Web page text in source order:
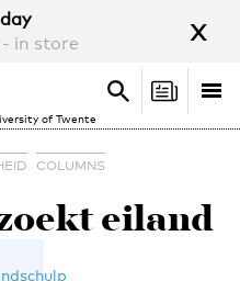
- in store
x
of Twente
Search
Search
COLUMNS
eiland